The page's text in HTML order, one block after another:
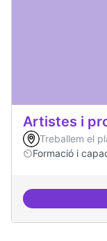
Artistes i
Treballem el
Formació i